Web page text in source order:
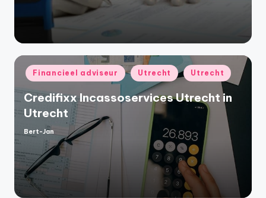
door
Geplaatst
in
Financieel adviseur Utrecht Utrecht
Credifixx Incassoservices Utrecht in
Utrecht
Geplaatst
Bert-Jan